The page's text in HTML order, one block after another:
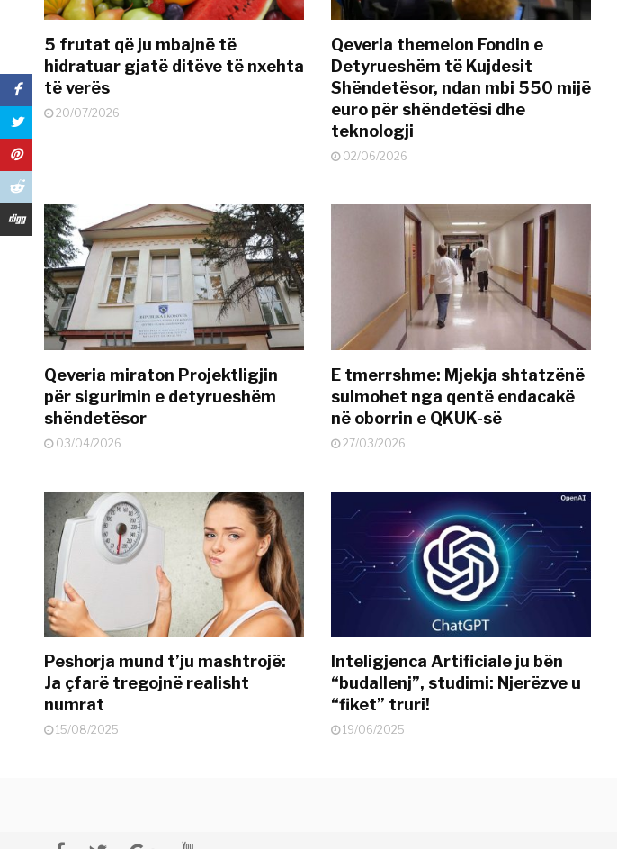
5 frutat që ju mbajnë të
hidratuar gjatë ditëve të nxehta
të verës
20/07/2026
Qeveria themelon Fondin e
Detyrueshëm të Kujdesit
Shëndetësor, ndan mbi 550 mijë
euro për shëndetësi dhe
teknologji
02/06/2026
Qeveria miraton Projektligjin
për sigurimin e detyrueshëm
shëndetësor
03/04/2026
E tmerrshme: Mjekja shtatzënë
sulmohet nga qentë endacakë
në oborrin e QKUK-së
27/03/2026
Peshorja mund t’ju mashtrojë:
Ja çfarë tregojnë realisht
numrat
15/08/2025
Inteligjenca Artificiale ju bën
“budallenj”, studimi: Njerëzve u
“fiket” truri!
19/06/2025